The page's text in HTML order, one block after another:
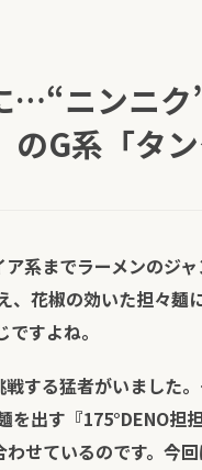
…“ニンニク
のG系「タ
系までラーメンのジ
、花椒の効いた担々麺
すよね。
戦する猛者がいました
を出す『175°DENO担
せているのです。今